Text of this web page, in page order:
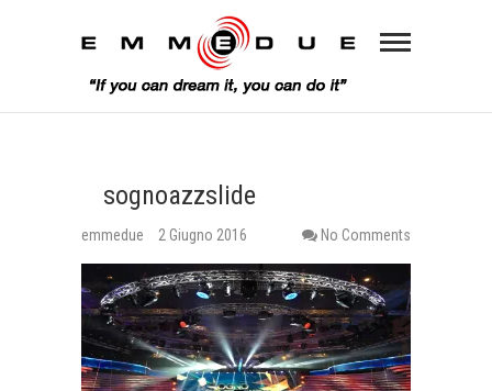
sognoazzslide
emmedue 2 Giugno 2016 No Comments